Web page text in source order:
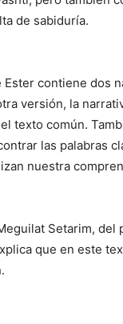
de sabiduría.
contiene dos
versión, la
texto común.
las palabras
nuestra
Setarim, del
que en este